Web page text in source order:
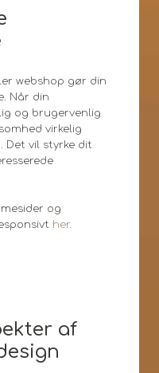
webshop gør din
Når din
og brugervenlig
virkelig
Det vil styrke dit
og
her.
af